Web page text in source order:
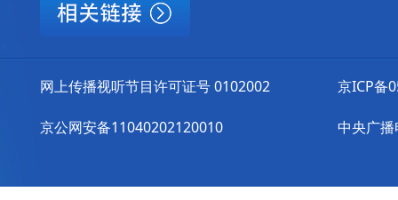
网上传播视听节目许可证号 0102002
京公网安备11040202120010
京ICP备
中央广